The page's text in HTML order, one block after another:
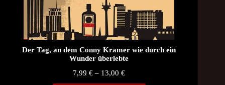
Der Tag, an dem Conny Kramer wie durch ein
Wunder überlebte
7,99€ – 13,00€Price